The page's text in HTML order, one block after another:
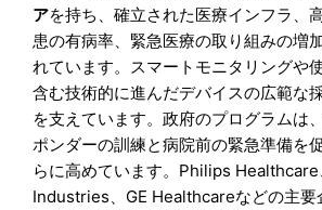
アを持ち、確立された医療インフラ、
患の有病率、緊急医療の取り組みの増
れています。スマートモニタリングや
含む技術的に進んだデバイスの広範な
を支えています。政府のプログラムは
ポンダーの訓練と病院前の緊急準備を
らに高めています。Philips
Industries、GE Healthcareなどの主要